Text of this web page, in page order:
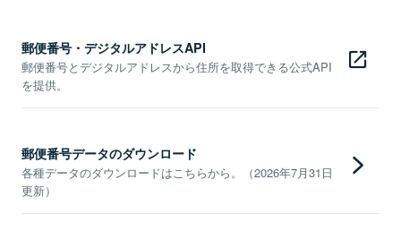
郵便番号・デジタルアドレスAPI
郵便番号とデジタルアドレスから住所を取得できる公式API
を提供。
郵便番号データのダウンロード
各種データのダウンロードはこちらから。（2026年7月31日
更新）